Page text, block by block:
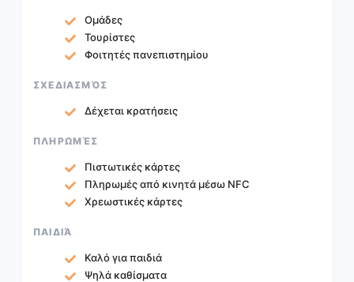
Ομάδες
Τουρίστες
Φοιτητές πανεπιστημίου
ΣΧΕΔΙΑΣΜΌΣ
Δέχεται κρατήσεις
ΠΛΗΡΩΜΈΣ
Πιστωτικές κάρτες
Πληρωμές από κινητά μέσω NFC
Χρεωστικές κάρτες
ΠΑΙΔΙΆ
Καλό για παιδιά
Ψηλά καθίσματα